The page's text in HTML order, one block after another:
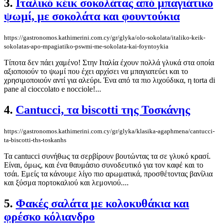
3. Ιταλικό κέικ σοκολάτας από μπαγιάτικο
ψωμί, με σοκολάτα και φουντούκια
https://gastronomos.kathimerini.com.cy/gr/glyka/olo-sokolata/italiko-keik-
sokolatas-apo-mpagiatiko-pswmi-me-sokolata-kai-foyntoykia
Τίποτα δεν πάει χαμένο! Στην Ιταλία έχουν πολλά γλυκά στα οποία
αξιοποιούν το ψωμί που έχει αρχίσει να μπαγιατεύει και το
χρησιμοποιούν αντί για αλεύρι. Ένα από τα πιο λιχούδικα, η torta di
pane al cioccolato e nocciole!...
4. Cantucci, τα biscotti της Τοσκάνης
https://gastronomos.kathimerini.com.cy/gr/glyka/klasika-agaphmena/cantucci-
ta-biscotti-ths-toskanhs
Τα cantucci συνήθως τα σερβίρουν βουτώντας τα σε γλυκό κρασί.
Είναι, όμως, και ένα θαυμάσιο συνοδευτικό για τον καφέ και το
τσάι. Εμείς τα κάνουμε λίγο πιο αρωματικά, προσθέτοντας βανίλια
και ξύσμα πορτοκαλιού και λεμονιού....
5. Φακές σαλάτα με κολοκυθάκια και
φρέσκο κόλιανδρο